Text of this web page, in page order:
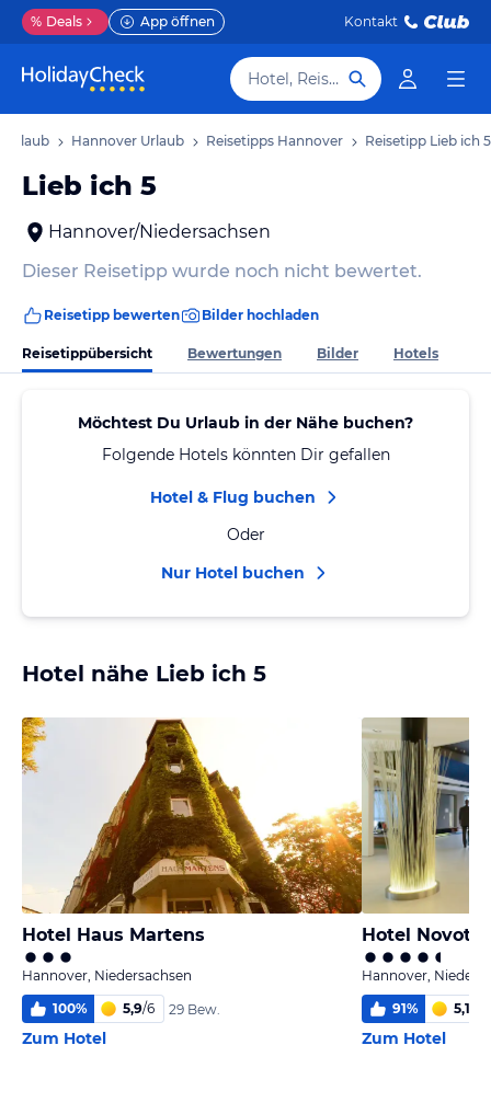
% Deals App öffnen Kontakt
Hotel, Reiseziel
Urlaub Hannover Urlaub Reisetipps Hannover Reisetipp Lieb ich 5
Lieb ich 5
Hannover/Niedersachsen
Dieser Reisetipp wurde noch nicht bewertet.
Reisetipp bewerten Bilder hochladen
Reisetippübersicht Bewertungen Bilder Hotels
Möchtest Du Urlaub in der Nähe buchen?
Folgende Hotels könnten Dir gefallen
Hotel & Flug buchen
Oder
Nur Hotel buchen
Hotel nähe Lieb ich 5
Hotel Haus Martens
Hannover, Niedersachsen
100% 5,9/6 29 Bew.
Zum Hotel
Hotel
Hannover,
91% 5,1
Zum Hotel